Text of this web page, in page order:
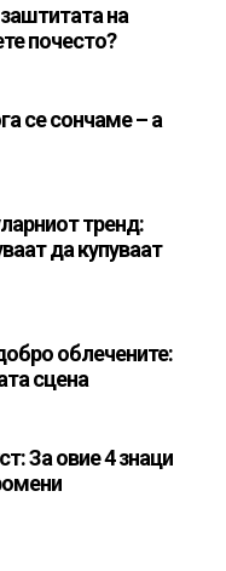
на
почесто?
се сончаме – а
тренд:
да купуваат
облечените:
сцена
За овие 4 знаци